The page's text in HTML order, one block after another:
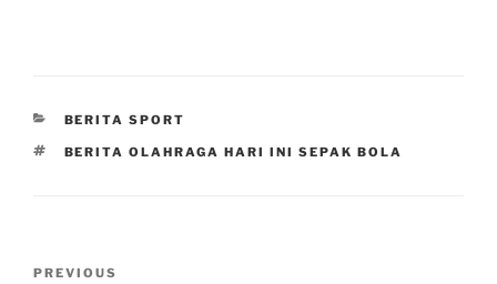
CATEGORIES
BERITA SPORT
TAGS
BERITA OLAHRAGA HARI INI SEPAK BOLA
Previous
PREVIOUS